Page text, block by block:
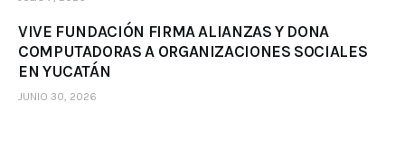
VIVE FUNDACIÓN FIRMA ALIANZAS Y DONA
COMPUTADORAS A ORGANIZACIONES SOCIALES
EN YUCATÁN
JUNIO 30, 2026